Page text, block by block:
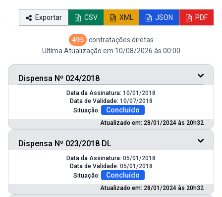
Exportar CSV XML JSON PDF
495
contratações diretas
Ultíma Atualização em 10/08/2026 às 00:00
Dispensa Nº 024/2018
Data da Assinatura: 10/01/2018
Data de Validade: 10/07/2018
Situação:
Concluído
Atualizado em: 28/01/2024 às 20h32
Dispensa Nº 023/2018 DL
Data da Assinatura: 05/01/2018
Data de Validade: 05/01/2018
Situação:
Concluído
Atualizado em: 28/01/2024 às 20h32